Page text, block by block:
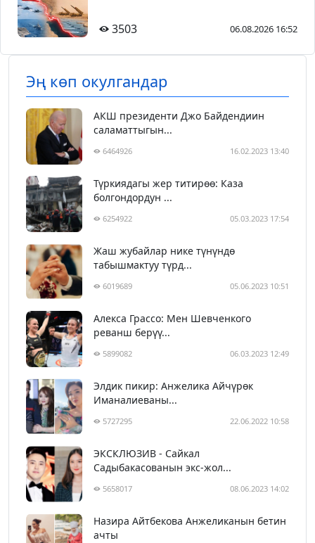
3503 06.08.2026 16:52
Эң көп окулгандар
АКШ президенти Джо Байдендиин
саламаттыгын...
6464926 16.02.2023 13:40
Түркиядагы жер титирөө: Каза
болгондордун ...
6254922 05.03.2023 17:54
Жаш жубайлар нике түнүндө
табышмактуу түрд...
6019689 05.06.2023 10:51
Алекса Грассо: Мен Шевченкого
реванш берүү...
5899082 06.03.2023 12:49
Элдик пикир: Анжелика Айчүрөк
Иманалиеваны...
5727295 22.06.2022 10:58
ЭКСКЛЮЗИВ - Сайкал
Садыбакасованын экс-жол...
5658017 08.06.2023 14:02
Назира Айтбекова Анжеликанын бетин
ачты